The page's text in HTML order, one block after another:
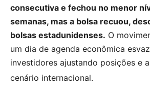
consecutiva e fechou no menor
semanas, mas a bolsa recuou,
bolsas estadunidenses. O
um dia de agenda econômica
investidores ajustando posições e
cenário internacional.